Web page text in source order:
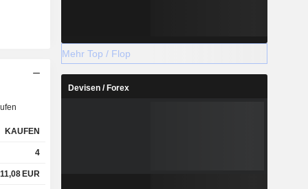
KAUFEN
4
11,08 EUR
Mehr Top / Flop
Devisen / Forex